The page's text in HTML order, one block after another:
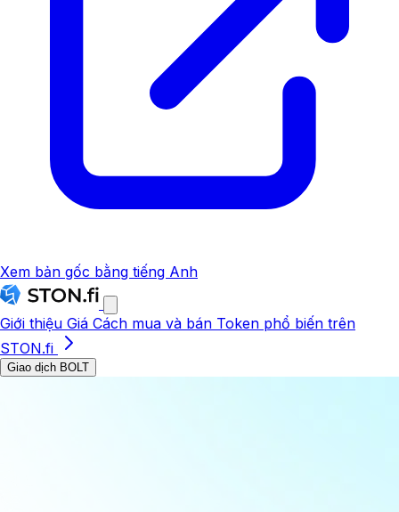
Xem bản gốc bằng tiếng Anh
Giới thiệu Giá Cách mua và bán Token phổ biến trên
STON.fi
Giao dịch BOLT